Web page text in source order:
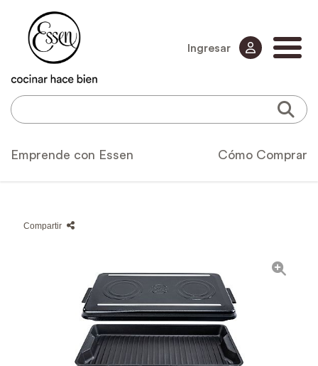
Ingresar
Emprende con Essen Cómo Comprar
Compartir